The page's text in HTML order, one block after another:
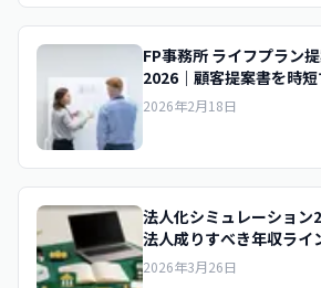
FP事務所 ライフプラン
2026｜顧客提案書を時
の選び方
2026年2月18日
法人化シミュレーション
法人成りすべき年収ライ
2026年3月26日